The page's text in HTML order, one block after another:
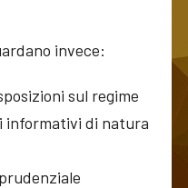
invece:
sul regime
informativi di natura